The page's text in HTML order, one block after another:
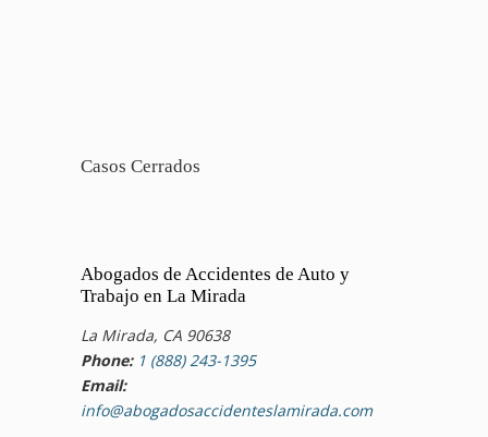
Casos Cerrados
Abogados de Accidentes de Auto y
Trabajo en La Mirada
La Mirada, CA 90638
Phone: 1 (888) 243-1395
Email:
info@abogadosaccidenteslamirada.com